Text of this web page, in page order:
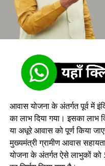
आवास योजना के अंतर्गत पूर्व में
का लाभ दिया गया। इसका लाभ
या अधूरे आवास को पूर्ण किया
मुख्यमंत्री ग्रामीण आवास
योजना के अंतर्गत ऐसे लाभुकों को